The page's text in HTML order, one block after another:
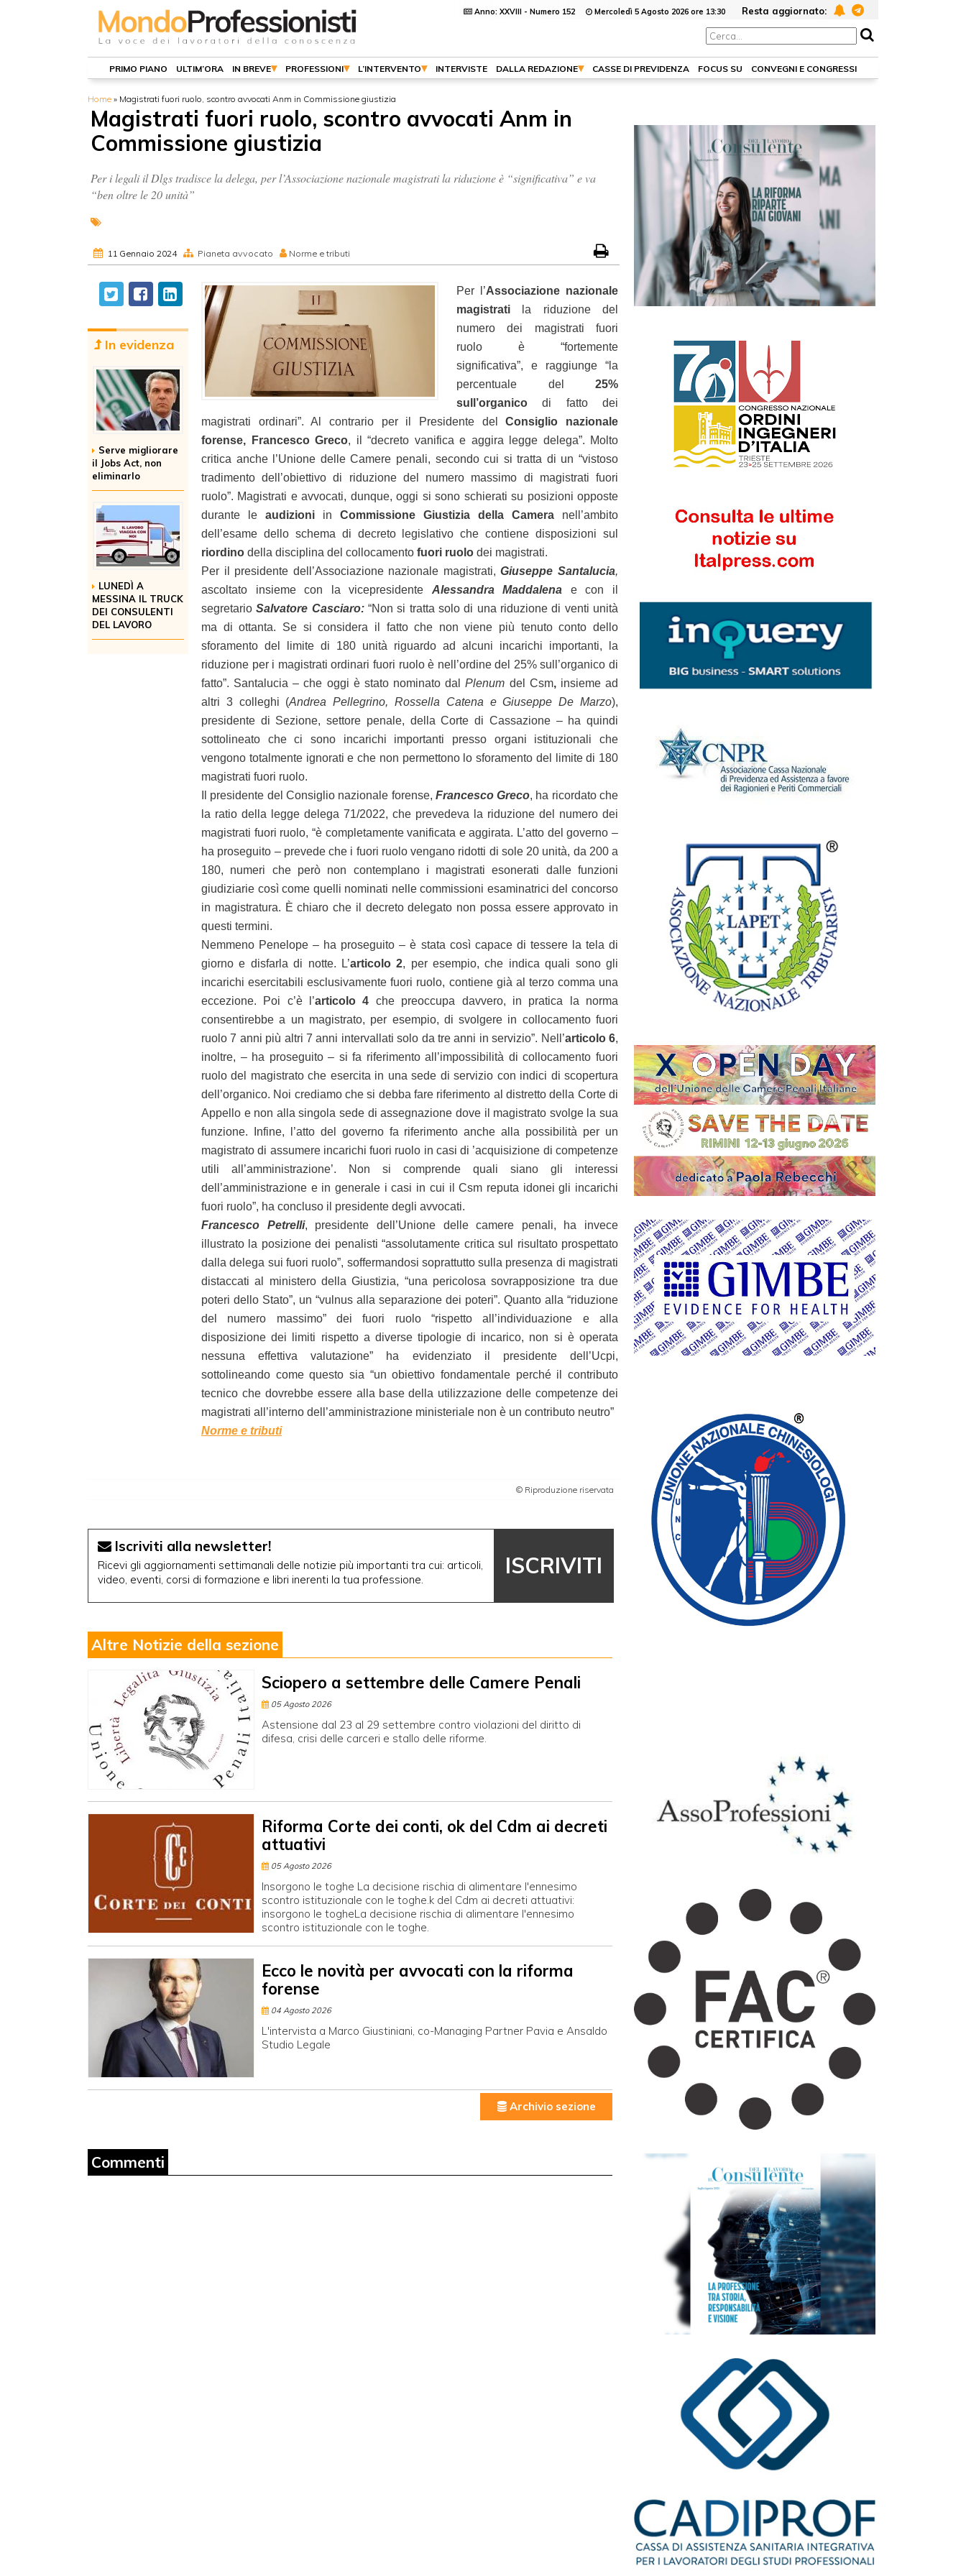
Anno: XXVIII - Numero 152 Mercoledì 5 Agosto 2026 ore 13:30 Resta aggiornato:
PRIMO PIANO ULTIM’ORA IN BREVE PROFESSIONI L’INTERVENTO INTERVISTE DALLA REDAZIONE CASSE DI PREVIDENZA FOCUS SU CONVEGNI E CONGRESSI
Home » Magistrati fuori ruolo, scontro avvocati Anm in Commissione giustizia
Magistrati fuori ruolo, scontro avvocati Anm in
Commissione giustizia
Per i legali il Dlgs tradisce la delega, per l’Associazione nazionale magistrati la riduzione è “significativa” e va
“ben oltre le 20 unità”
11 Gennaio 2024 Pianeta avvocato Norme e tributi
In evidenza
Serve migliorare
il Jobs Act, non
eliminarlo
LUNEDÌ A
MESSINA IL TRUCK
DEI CONSULENTI
DEL LAVORO
Per l’Associazione nazionale
magistrati la riduzione del
numero dei magistrati fuori
ruolo è “fortemente
significativa”, e raggiunge “la
percentuale del 25%
sull’organico di fatto dei
magistrati ordinari”. Al contrario per il Presidente delConsiglio nazionale
forense, Francesco Greco, il “decreto vanifica e aggira legge delega”. Molto
critica anche l’Unione delle Camere penali, secondo cui si tratta di un “vistoso
tradimento dell’obiettivo di riduzione del numero massimo di magistrati fuori
ruolo”. Magistrati e avvocati, dunque, oggi si sono schierati su posizioni opposte
durante le audizioni in Commissione Giustizia della Camera nell’ambito
dell’esame dello schema di decreto legislativo che contiene disposizioni sul
riordino della disciplina del collocamento fuori ruolo dei magistrati.
Per il presidente dell’Associazione nazionale magistrati,Giuseppe Santalucia,
ascoltato insieme con la vicepresidente Alessandra Maddalena e con il
segretarioSalvatore Casciaro:“Non si tratta solo di una riduzione di venti unità
ma di ottanta. Se si considera il fatto che non viene più tenuto conto dello
sforamento del limite di 180 unità riguardo ad alcuni incarichi importanti, la
riduzione per i magistrati ordinari fuori ruolo è nell’ordine del 25% sull’organico di
fatto”. Santalucia – che oggi è stato nominato dalPlenum del Csm,insieme ad
altri 3 colleghi (Andrea Pellegrino, Rossella Catena e Giuseppe De Marzo),
presidente di Sezione, settore penale, della Corte di Cassazione – ha quindi
sottolineato che ci sono incarichi importanti presso organi istituzionali che
vengono totalmente ignorati e che non permettono lo sforamento del limite di 180
magistrati fuori ruolo.
Il presidente del Consiglio nazionale forense, Francesco Greco, ha ricordato che
la ratio della legge delega 71/2022, che prevedeva la riduzione del numero dei
magistrati fuori ruolo, “è completamente vanificata e aggirata. L’atto del governo –
ha proseguito – prevede che i fuori ruolo vengano ridotti di sole 20 unità, da 200 a
180, numeri che però non contemplano i magistrati esonerati dalle funzioni
giudiziarie così come quelli nominati nelle commissioni esaminatrici del concorso
in magistratura. È chiaro che il decreto delegato non possa essere approvato in
questi termini.
Nemmeno Penelope – ha proseguito – è stata così capace di tessere la tela di
giorno e disfarla di notte. L’articolo 2, per esempio, che indica quali sono gli
incarichi esercitabili esclusivamente fuori ruolo, contiene già al terzo comma una
eccezione. Poi c’è l’articolo 4 che preoccupa davvero, in pratica la norma
consentirebbe a un magistrato, per esempio, di svolgere in collocamento fuori
ruolo 7 anni più altri 7 anni intervallati solo da tre anni in servizio”. Nell’articolo 6,
inoltre, – ha proseguito – si fa riferimento all’impossibilità di collocamento fuori
ruolo del magistrato che esercita in una sede di servizio con indici di scopertura
dell’organico. Noi crediamo che si debba fare riferimento al distretto della Corte di
Appello e non alla singola sede di assegnazione dove il magistrato svolge la sua
funzione. Infine, l’atto del governo fa riferimento anche alla possibilità per un
magistrato di assumere incarichi fuori ruolo in casi di ’acquisizione di competenze
utili all’amministrazione’. Non si comprende quali siano gli interessi
dell’amministrazione e in generale i casi in cui il Csm reputa idonei gli incarichi
fuori ruolo”, ha concluso il presidente degli avvocati.
Francesco Petrelli, presidente dell’Unione delle camere penali, ha invece
illustrato la posizione dei penalisti “assolutamente critica sul risultato prospettato
dalla delega sui fuori ruolo”, soffermandosi soprattutto sulla presenza di magistrati
distaccati al ministero della Giustizia, “una pericolosa sovrapposizione tra due
poteri dello Stato”, un “vulnus alla separazione dei poteri”. Quanto alla “riduzione
del numero massimo” dei fuori ruolo “rispetto all’individuazione e alla
disposizione dei limiti rispetto a diverse tipologie di incarico, non si è operata
nessuna effettiva valutazione” ha evidenziato il presidente dell’Ucpi,
sottolineando come questo sia “un obiettivo fondamentale perché il contributo
tecnico che dovrebbe essere alla base della utilizzazione delle competenze dei
magistrati all’interno dell’amministrazione ministeriale non è un contributo neutro”
Norme e tributi
© Riproduzione riservata
Iscriviti alla newsletter!
Ricevi gli aggiornamenti settimanali delle notizie più importanti tra cui: articoli,
video, eventi, corsi di formazione e libri inerenti la tua professione.
ISCRIVITI
Altre Notizie della sezione
Sciopero a settembre delle Camere Penali
05 Agosto 2026
Astensione dal 23 al 29 settembre contro violazioni del diritto di
difesa, crisi delle carceri e stallo delle riforme.
Riforma Corte dei conti, ok del Cdm ai decreti
attuativi
05 Agosto 2026
Insorgono le toghe La decisione rischia di alimentare l'ennesimo
scontro istituzionale con le toghe.k del Cdm ai decreti attuativi:
insorgono le togheLa decisione rischia di alimentare l'ennesimo
scontro istituzionale con le toghe.
Ecco le novità per avvocati con la riforma
forense
04 Agosto 2026
L'intervista a Marco Giustiniani, co-Managing Partner Pavia e Ansaldo
Studio Legale
Archivio sezione
Commenti